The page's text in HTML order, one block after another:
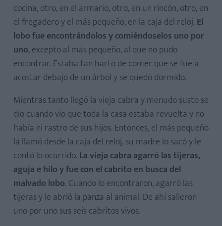
cocina, otro, en el armario, otro, en un rincón, otro, en
el fregadero y el más pequeño, en la caja del reloj. El
lobo fue encontrándolos y comiéndoselos uno por
uno, excepto al más pequeño, al que no pudo
encontrar. Estaba tan harto de comer que se fue a
acostar debajo de un árbol y se quedó dormido.
Mientras tanto llegó la vieja cabra y menudo susto se
dio cuando vio que toda la casa estaba revuelta y no
había ni rastro de sus hijos. Entonces, el más pequeño
la llamó desde la caja del reloj, su madre lo sacó y le
contó lo ocurrido. La vieja cabra agarró las tijeras,
aguja e hilo y fue con el cabrito en busca del
malvado lobo. Cuando lo encontraron, agarró las
tijeras y le abrió la panza al animal. De ahí salieron
uno por uno sus seis cabritos vivos.